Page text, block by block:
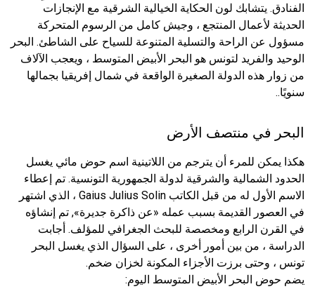
الفنادق. يتشابك لون الحكاية الخيالية الشرقية مع الإنجازات
الحديثة لأعمال المنتجع ، وجيش كامل من الرسوم المتحركة
مسؤول عن الراحة والتسلية المتنوعة للسياح على الشاطئ. البحر
الوحيد والفريد لتونس هو البحر الأبيض المتوسط ​​، ويعجب الآلاف
من زوار هذه الدولة الصغيرة الواقعة في شمال إفريقيا بجمالها
سنويًا..
البحر في منتصف الأرض
هكذا يمكن للمرء أن يترجم من اللاتينية اسم حوض مائي يغسل
الحدود الشمالية والشرقية لدولة الجمهورية التونسية. تم إعطاء
الاسم الأول له من قبل الكاتب Gaius Julius Solin ، الذي اشتهر
في العصور القديمة بسبب عمله «عن ذاكرة جديرة», تم إنشاؤه
في القرن الرابع ومخصصة للبحث الجغرافي للمؤلف. أجابت
الدراسة ، من بين أمور أخرى ، على السؤال الذي يغسل البحر
تونس ، وحتى برزت الأجزاء المكونة لخزان ضخم.
يضم حوض البحر الأبيض المتوسط ​​اليوم: